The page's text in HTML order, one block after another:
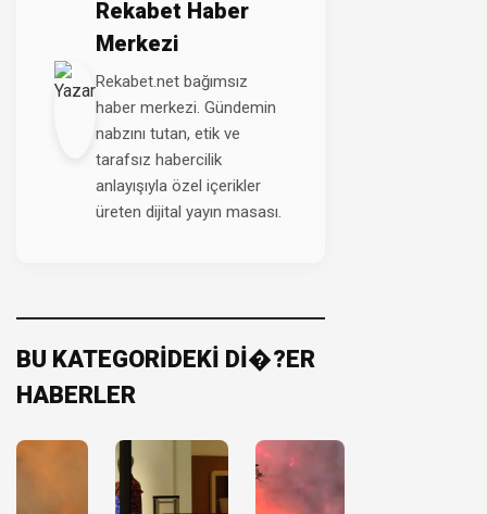
Rekabet Haber
Merkezi
Rekabet.net bağımsız
haber merkezi. Gündemin
nabzını tutan, etik ve
tarafsız habercilik
anlayışıyla özel içerikler
üreten dijital yayın masası.
BU KATEGORİDEKİ Dİ�?ER
HABERLER